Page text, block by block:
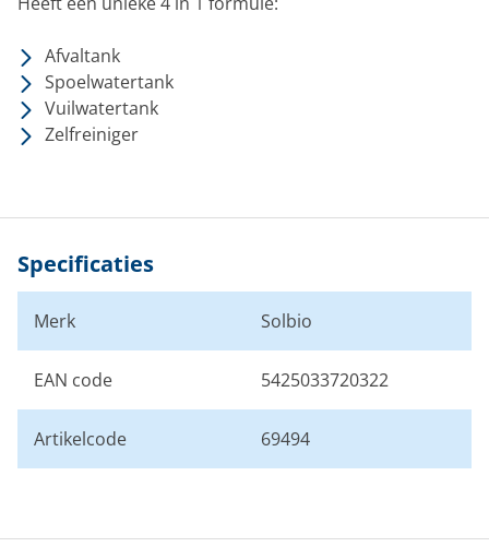
Afvaltank
Spoelwatertank
Vuilwatertank
Zelfreiniger
Specificaties
Merk Solbio
EAN code 5425033720322
Artikelcode 69494